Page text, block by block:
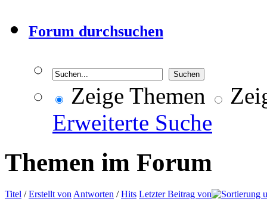
Forum durchsuchen
Zeige Themen
Erweiterte Suche
Themen im Forum
Titel /Erstellt von Antworten /Hits Letzter Beitrag von